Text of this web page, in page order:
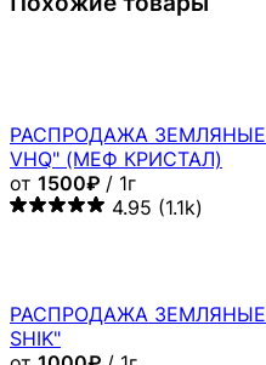
или одиночное занятие
Чусовой, Кунгур, Губаха,
(Пермский край), Кизел
от 2900₽/ 1г
~0.00054873 ₿
РАСПРОДАЖА ЗЕМЛЯ 4-
МЕФ КРИС)